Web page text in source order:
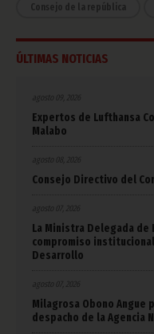
Consejo de la república
ÚLTIMAS NOTICIAS
agosto 09, 2026
Expertos de Lufthansa
Malabo
agosto 08, 2026
Consejo Directivo del
agosto 07, 2026
La Ministra Delegada de
compromiso
Desarrollo
agosto 07, 2026
Milagrosa Obono
despacho de la Agencia